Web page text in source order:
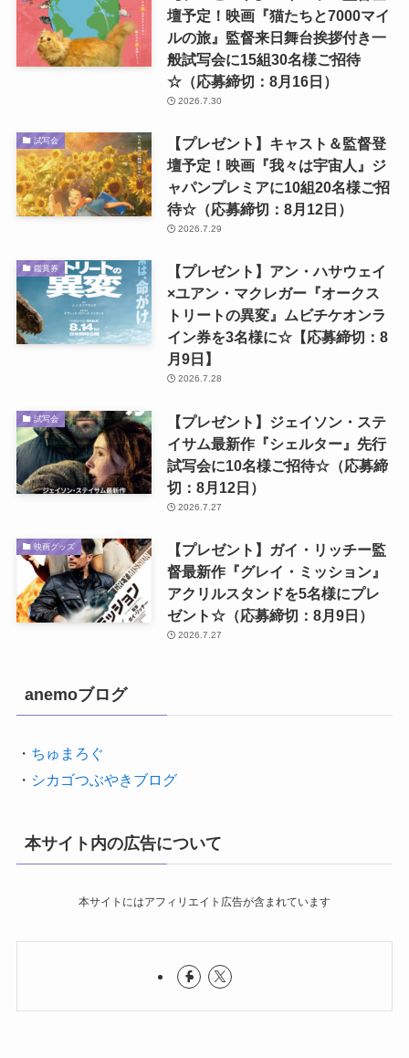
壇予定！映画『猫たちと7000マイ
ルの旅』監督来日舞台挨拶付き一
般試写会に15組30名様ご招待
☆（応募締切：8月16日）
2026.7.30
試写会
【プレゼント】キャスト＆監督登
壇予定！映画『我々は宇宙人』ジ
ャパンプレミアに10組20名様ご招
待☆（応募締切：8月12日）
2026.7.29
鑑賞券
【プレゼント】アン・ハサウェイ
×ユアン・マクレガー『オークス
トリートの異変』ムビチケオンラ
イン券を3名様に☆【応募締切：8
月9日】
2026.7.28
試写会
【プレゼント】ジェイソン・ステ
イサム最新作『シェルター』先行
試写会に10名様ご招待☆（応募締
切：8月12日）
2026.7.27
映画グッズ
【プレゼント】ガイ・リッチー監
督最新作『グレイ・ミッション』
アクリルスタンドを5名様にプレ
ゼント☆（応募締切：8月9日）
2026.7.27
anemoブログ
・ ちゅまろぐ
・ シカゴつぶやきブログ
本サイト内の広告について
本サイトにはアフィリエイト広告が含まれています